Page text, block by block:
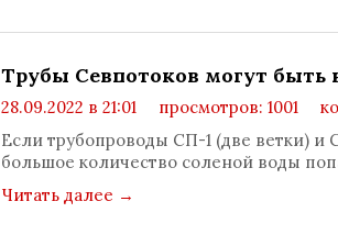
Трубы Севпотоков могут быть
28.09.2022 в 21:01 просмотров: 1001
Если трубопроводы СП-1 (две ветки) и
большое количество соленой воды
Читать далее →